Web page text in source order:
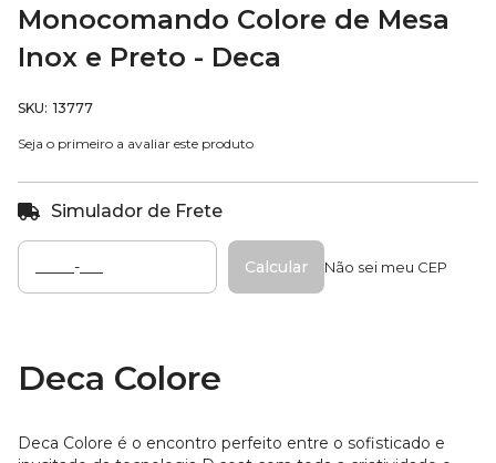
para
o
início
Galeria
imagens
Monocomando Colore de Mesa
Inox e Preto - Deca
SKU 13777
Seja o primeiro a avaliar este produto
Simulador de Frete
Calcular Não sei meu CEP
Deca Colore
Deca Colore é o encontro perfeito entre o sofisticado e